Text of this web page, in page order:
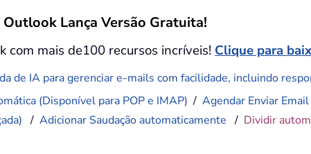
Lança Versão Gratuita!
mais de100 recursos incríveis! Clique para
de IA para gerenciar e-mails com facilidade, incluindo
(Disponível para POP e IMAP) /Agendar Enviar Email
/Adicionar Saudação automaticamente / Dividir